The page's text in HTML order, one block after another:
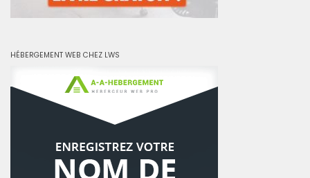
HÉBERGEMENT WEB CHEZ LWS